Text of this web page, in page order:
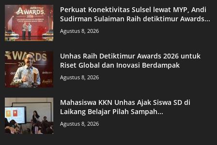
Perkuat Konektivitas Sulsel lewat MYP, Andi
Sudirman Sulaiman Raih detiktimur Awards...
Agustus 8, 2026
Unhas Raih Detiktimur Awards 2026 untuk
Riset Global dan Inovasi Berdampak
Agustus 8, 2026
Mahasiswa KKN Unhas Ajak Siswa SD di
Laikang Belajar Pilah Sampah...
Agustus 8, 2026